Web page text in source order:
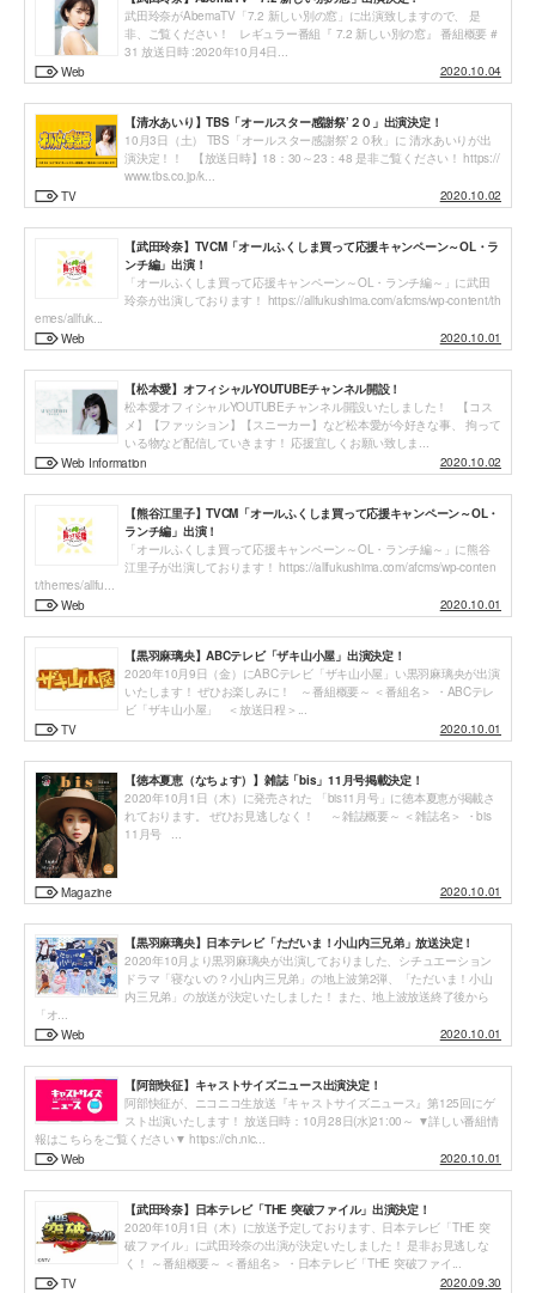
武田玲奈がAbemaTV「7.2 新しい別の窓」に出演致しますので、 是
非、ご覧ください！ レギュラー番組『​ 7.2 新しい別の窓』 番組概要 #
31 放送日時 :2020年10月4日...
Web
2020.10.04
【清水あいり】TBS「オールスター感謝祭’２０」出演決定！
10月3日（土） TBS「オールスター感謝祭’２０秋」に 清水あいりが出
演決定！！ 【放送日時】18：30～23：48 是非ご覧ください！ https://
www.tbs.co.jp/k...
TV
2020.10.02
【武田玲奈】TVCM「オールふくしま買って応援キャンペーン～OL・ラ
ンチ編」出演！
「オールふくしま買って応援キャンペーン～OL・ランチ編～」に武田
玲奈が出演しております！ https://allfukushima.com/afcms/wp-content/th
emes/allfuk...
Web
2020.10.01
【松本愛】オフィシャルYOUTUBEチャンネル開設！
松本愛オフィシャルYOUTUBEチャンネル開設いたしました！ 【コス
メ】【ファッション】【スニーカー】など松本愛が今好きな事、 拘って
いる物など配信していきます！ 応援宜しくお願い致しま...
Web Information
2020.10.02
【熊谷江里子】TVCM「オールふくしま買って応援キャンペーン～OL・
ランチ編」出演！
「オールふくしま買って応援キャンペーン～OL・ランチ編～」に熊谷
江里子が出演しております！ https://allfukushima.com/afcms/wp-conten
t/themes/allfu...
Web
2020.10.01
【黒羽麻璃央】ABCテレビ「ザキ山小屋」出演決定！
2020年10月9日（金）にABCテレビ「ザキ山小屋」い黒羽麻璃央が出演
いたします！ ぜひお楽しみに！ ～番組概要～ ＜番組名＞ ・ABCテレ
ビ「ザキ山小屋」 ＜放送日程＞...
TV
2020.10.01
【徳本夏恵（なちょす）】雑誌「bis」11月号掲載決定！
2020年10月1日（木）に発売された 「bis11月号」に徳本夏恵が掲載さ
れております。 ぜひお見逃しなく！ ～雑誌概要～ ＜雑誌名＞ ・bis
11月号 ...
Magazine 2020.10.01
【黒羽麻璃央】日本テレビ「ただいま！小山内三兄弟」放送決定！
2020年10月より黒羽麻璃央が出演しておりました、シチュエーション
ドラマ「寝ないの？小山内三兄弟」の地上波第2弾、「ただいま！小山
内三兄弟」の放送が決定いたしました！ また、地上波放送終了後から
「オ...
Web
2020.10.01
【阿部快征】キャストサイズニュース出演決定！
阿部快征が、ニコニコ生放送『キャストサイズニュース』第125回にゲ
スト出演いたします！ 放送日時：10月28日(水)21:00～ ▼詳しい番組情
報はこちらをご覧ください▼ https://ch.nic...
Web
2020.10.01
【武田玲奈】日本テレビ「THE 突破ファイル」出演決定！
2020年10月1日（木）に放送予定しております、日本テレビ「THE 突
破ファイル」に武田玲奈の出演が決定いたしました！ 是非お見逃しな
く！ ～番組概要～ ＜番組名＞ ・日本テレビ「THE 突破ファイ...
TV
2020.09.30